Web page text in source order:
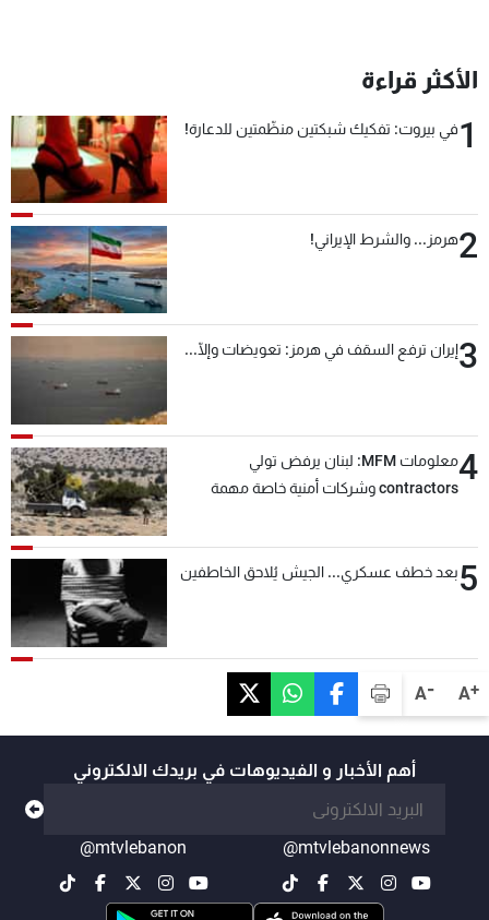
A+
A-
الأكثر قراءة
1في بيروت: تفكيك شبكتين منظّمتين للدعارة!
2هرمز... والشرط الإيراني!
3إيران ترفع السقف في هرمز: تعويضات وإلّا...
4
معلومات MFM: لبنان يرفض تولي
contractors وشركات أمنية خاصة مهمة
5بعد خطف عسكري... الجيش يُلاحق الخاطفين
أهم الأخبار و الفيديوهات في بريدك الالكتروني
@mtvlebanonnews
@mtvlebanon